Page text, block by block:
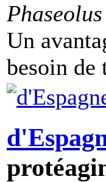
Un
besoin de